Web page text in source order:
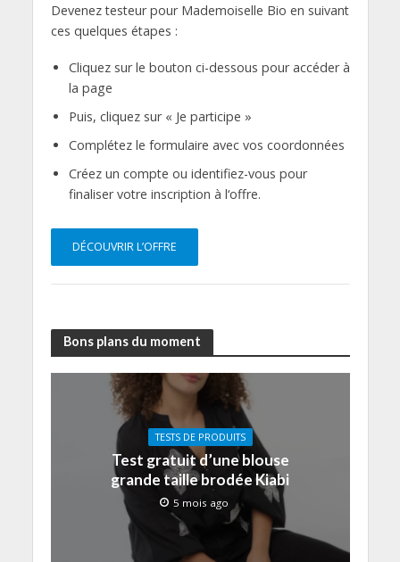
Devenez testeur pour Mademoiselle Bio en suivant
ces quelques étapes :
Cliquez sur le bouton ci-dessous pour accéder à
la page
Puis, cliquez sur « Je participe »
Complétez le formulaire avec vos coordonnées
Créez un compte ou identifiez-vous pour
finaliser votre inscription à l‘offre.
DÉCOUVRIR L’OFFRE
Bons plans du moment
TESTS DE PRODUITS
Test gratuit d’une blouse
grande taille brodée Kiabi
5 mois ago